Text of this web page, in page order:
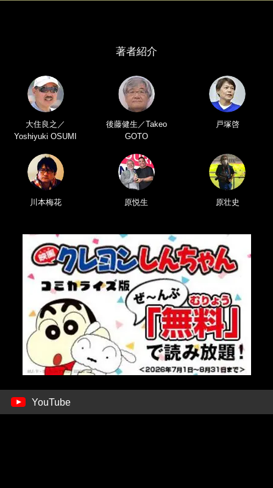
著者紹介
大住良之／
Yoshiyuki OSUMI
後藤健生／Takeo
GOTO
戸塚啓
川本梅花 原悦生 原壮史
YouTube